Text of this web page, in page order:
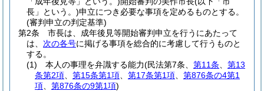
長」という。)申立につき必要な事項を定めるものとする。
(審判申立の判定基準)
第2条
市長は、成年後見等開始審判申立を行うにあたって
は、 次の各号に掲げる事項を総合的に考慮して行うものと
する。
(1)
本人の事理を弁識する能力(民法第7条、 第11条
第13
条第2項
第15条第1項 第17条第1項
第876条の4第1
項
第876条の9第1項)